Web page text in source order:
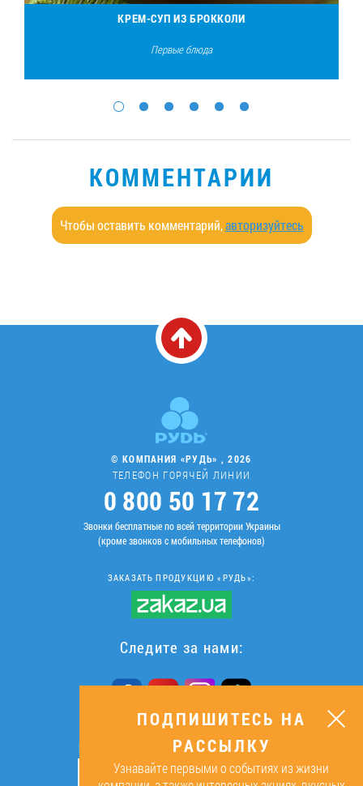
КРЕМ-СУП ИЗ БРОККОЛИ
Первые блюда
КОММЕНТАРИИ
Чтобы оставить комментарий,авторизуйтесь
© КОМПАНИЯ «РУДЬ» , 2026
ТЕЛЕФОН ГОРЯЧЕЙ ЛИНИИ
0 800 50 17 72
Звонки бесплатные по всей территории Украины
(кроме звонков с мобильных телефонов)
ЗАКАЗАТЬ ПРОДУКЦИЮ «РУДЬ»:
Следите за нами:
ПОДПИШИТЕСЬ НА РАССЫЛКУ
ОК
ПОДПИШИТЕСЬ НА
РАССЫЛКУ
Узнавайте первыми о событиях из жизни